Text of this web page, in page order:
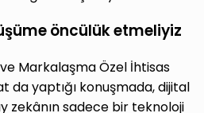
öncülük etmeliyiz
Markalaşma Özel İhtisas
da yaptığı konuşmada, dijital
zekânın sadece bir teknoloji